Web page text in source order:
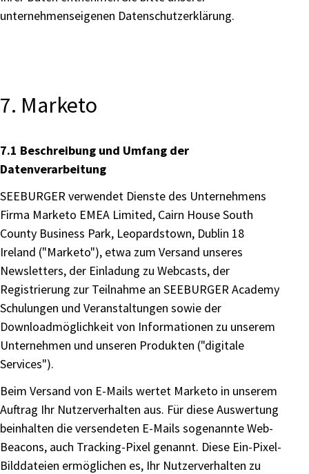
unternehmenseigenen Datenschutzerklärung.
7. Marketo
7.1 Beschreibung und Umfang der
Datenverarbeitung
SEEBURGER verwendet Dienste des Unternehmens
Firma Marketo EMEA Limited, Cairn House South
County Business Park, Leopardstown, Dublin 18
Ireland ("Marketo"), etwa zum Versand unseres
Newsletters, der Einladung zu Webcasts, der
Registrierung zur Teilnahme an SEEBURGER Academy
Schulungen und Veranstaltungen sowie der
Downloadmöglichkeit von Informationen zu unserem
Unternehmen und unseren Produkten ("digitale
Services").
Beim Versand von E-Mails wertet Marketo in unserem
Auftrag Ihr Nutzerverhalten aus. Für diese Auswertung
beinhalten die versendeten E-Mails sogenannte Web-
Beacons, auch Tracking-Pixel genannt. Diese Ein-Pixel-
Bilddateien ermöglichen es, Ihr Nutzerverhalten zu